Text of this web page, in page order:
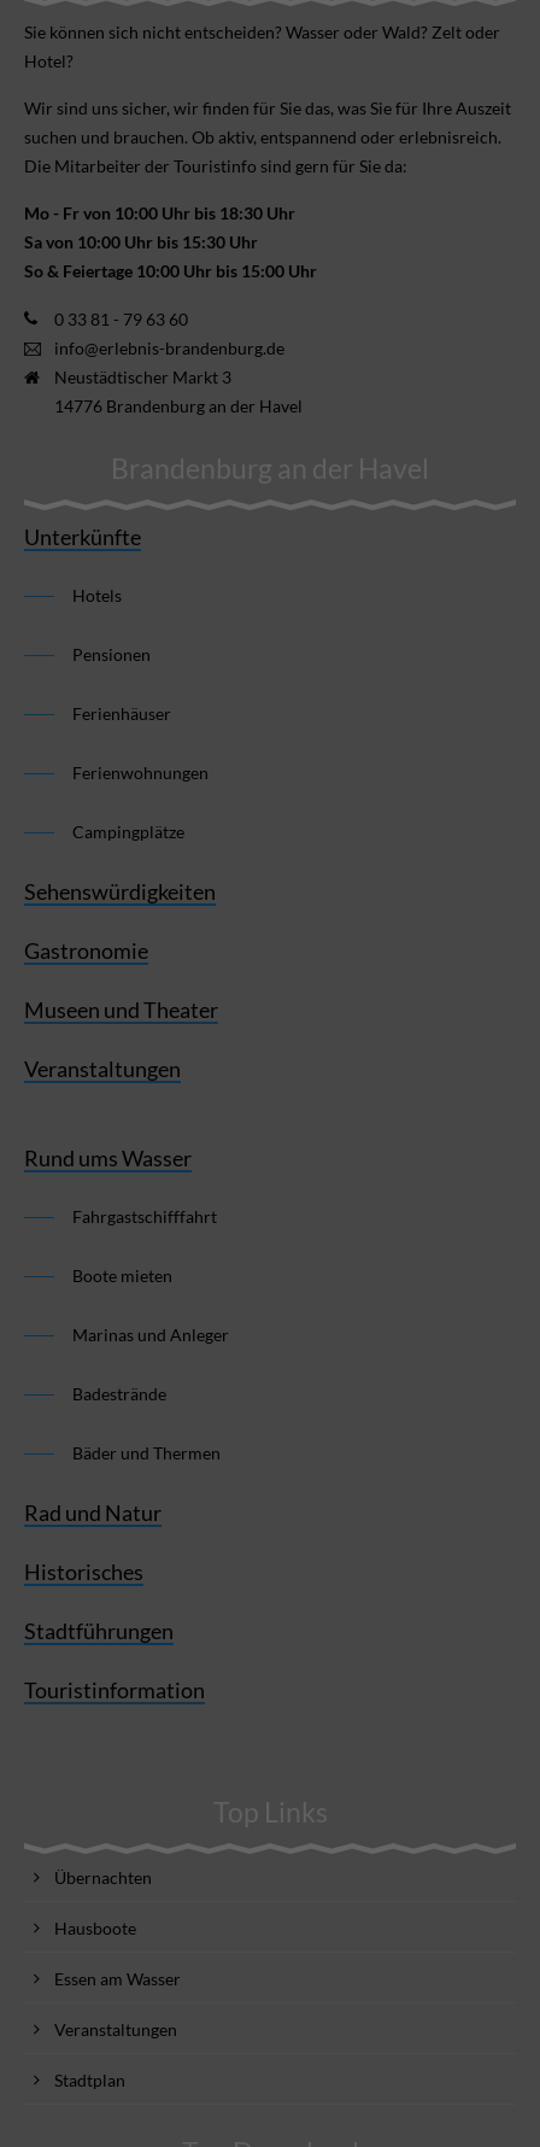
Sie können sich nicht ent­scheiden? Wasser oder Wald? Zelt oder
Hotel?
Wir sind uns sicher, wir finden für Sie das, was Sie für Ihre Aus­zeit
suchen und brauchen. Ob aktiv, ent­spannend oder erlebnis­reich.
Die Mitarbeiter der Touristinfo sind gern für Sie da:
Mo - Fr von 10:00 Uhr bis 18:30 Uhr
Sa von 10:00 Uhr bis 15:30 Uhr
So & Feiertage 10:00 Uhr bis 15:00 Uhr
0 33 81 - 79 63 60
info@erlebnis-brandenburg.de
Neustädtischer Markt 3
14776 Brandenburg an der Havel
Brandenburg an der Havel
Unterkünfte
Hotels
Pensionen
Ferienhäuser
Ferienwohnungen
Campingplätze
Sehenswürdigkeiten
Gastronomie
Museen und Theater
Veranstaltungen
Rund ums Wasser
Fahrgastschifffahrt
Boote mieten
Marinas und Anleger
Badestrände
Bäder und Thermen
Rad und Natur
Historisches
Stadtführungen
Touristinformation
Top Links
Übernachten
Hausboote
Essen am Wasser
Veranstaltungen
Stadtplan